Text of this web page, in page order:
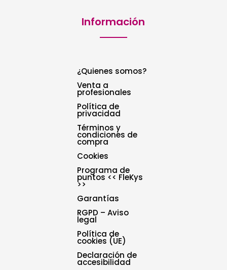
Información
¿Quienes somos?
Venta a
profesionales
Política de
privacidad
Términos y
condiciones de
compra
Cookies
Programa de
puntos << FleKys
>>
Garantías
RGPD – Aviso
legal
Política de
cookies (UE)
Declaración de
accesibilidad